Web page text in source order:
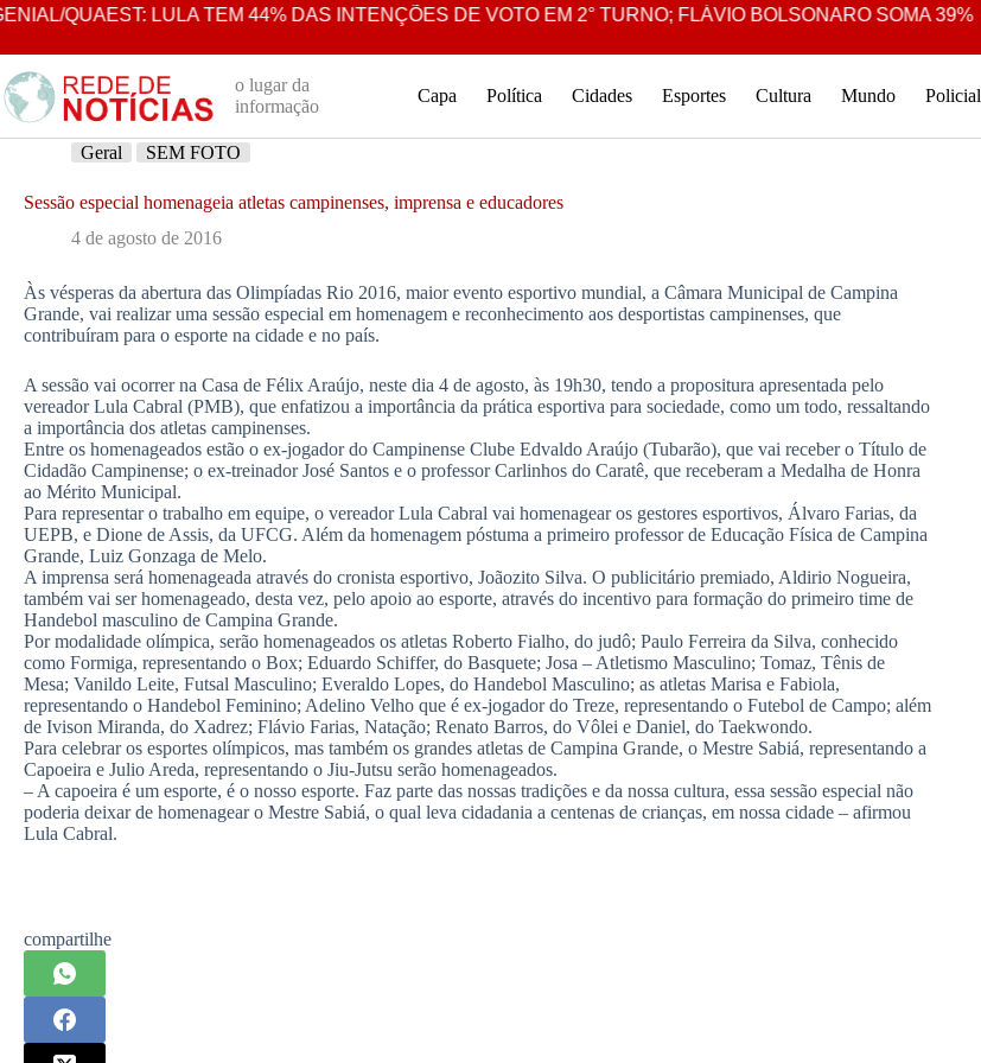
Pular
o
conteúdo
QUAEST: LULA TEM 44% DAS INTENÇÕES DE VOTO EM 2° TURNO; FLÁVIO BOLSONARO SOMA 39%
o lugar da
informação
Capa Política Cidades Esportes Cultura Mundo Policial
Geral SEM FOTO
Sessão especial homenageia atletas campinenses, imprensa e educadores
4 de agosto de 2016
Às vésperas da abertura das Olimpíadas Rio 2016, maior evento esportivo mundial, a Câmara Municipal de Campina
Grande, vai realizar uma sessão especial em homenagem e reconhecimento aos desportistas campinenses, que
contribuíram para o esporte na cidade e no país.
A sessão vai ocorrer na Casa de Félix Araújo, neste dia 4 de agosto, às 19h30, tendo a propositura apresentada pelo
vereador Lula Cabral (PMB), que enfatizou a importância da prática esportiva para sociedade, como um todo, ressaltando
a importância dos atletas campinenses.
Entre os homenageados estão o ex-jogador do Campinense Clube Edvaldo Araújo (Tubarão), que vai receber o Título de
Cidadão Campinense; o ex-treinador José Santos e o professor Carlinhos do Caratê, que receberam a Medalha de Honra
ao Mérito Municipal.
Para representar o trabalho em equipe, o vereador Lula Cabral vai homenagear os gestores esportivos, Álvaro Farias, da
UEPB, e Dione de Assis, da UFCG. Além da homenagem póstuma a primeiro professor de Educação Física de Campina
Grande, Luiz Gonzaga de Melo.
A imprensa será homenageada através do cronista esportivo, Joãozito Silva. O publicitário premiado, Aldirio Nogueira,
também vai ser homenageado, desta vez, pelo apoio ao esporte, através do incentivo para formação do primeiro time de
Handebol masculino de Campina Grande.
Por modalidade olímpica, serão homenageados os atletas Roberto Fialho, do judô; Paulo Ferreira da Silva, conhecido
como Formiga, representando o Box; Eduardo Schiffer, do Basquete; Josa – Atletismo Masculino; Tomaz, Tênis de
Mesa; Vanildo Leite, Futsal Masculino; Everaldo Lopes, do Handebol Masculino; as atletas Marisa e Fabiola,
representando o Handebol Feminino; Adelino Velho que é ex-jogador do Treze, representando o Futebol de Campo; além
de Ivison Miranda, do Xadrez; Flávio Farias, Natação; Renato Barros, do Vôlei e Daniel, do Taekwondo.
Para celebrar os esportes olímpicos, mas também os grandes atletas de Campina Grande, o Mestre Sabiá, representando a
Capoeira e Julio Areda, representando o Jiu-Jutsu serão homenageados.
– A capoeira é um esporte, é o nosso esporte. Faz parte das nossas tradições e da nossa cultura, essa sessão especial não
poderia deixar de homenagear o Mestre Sabiá, o qual leva cidadania a centenas de crianças, em nossa cidade – afirmou
Lula Cabral.
compartilhe